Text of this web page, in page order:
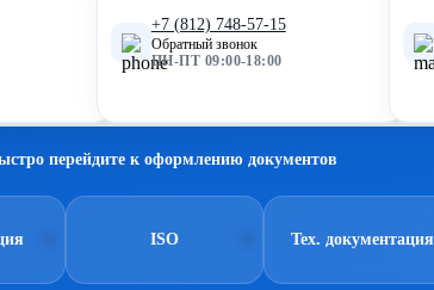
+7 (812) 748-57-15
Обратный звонок
ПН-ПТ 09:00-18:00
перейдите к оформлению документов
ISO Тех. документация